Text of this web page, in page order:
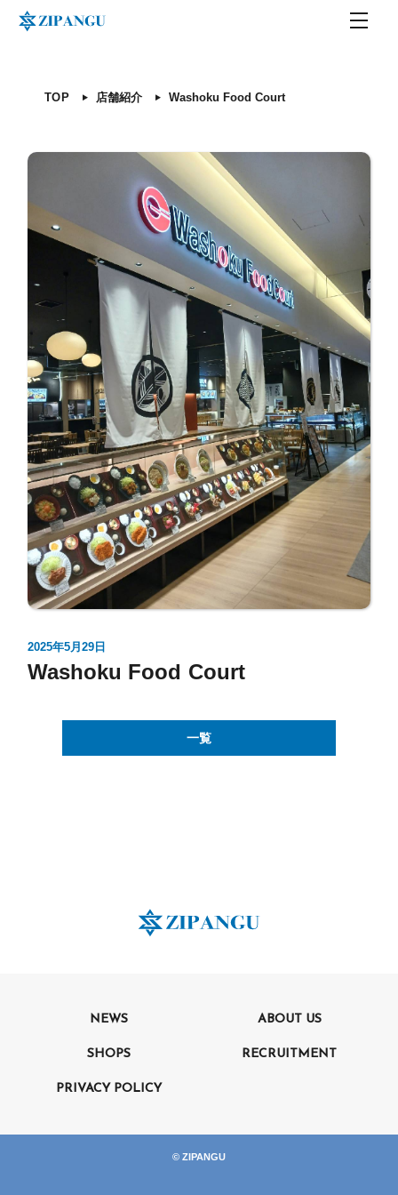
TOP店舗紹介
TOP 店舗紹介 Washoku Food Court
2025年5月29日
Washoku Food Court
一覧
NEWS ABOUT US
SHOPS RECRUITMENT
PRIVACY POLICY
© ZIPANGU